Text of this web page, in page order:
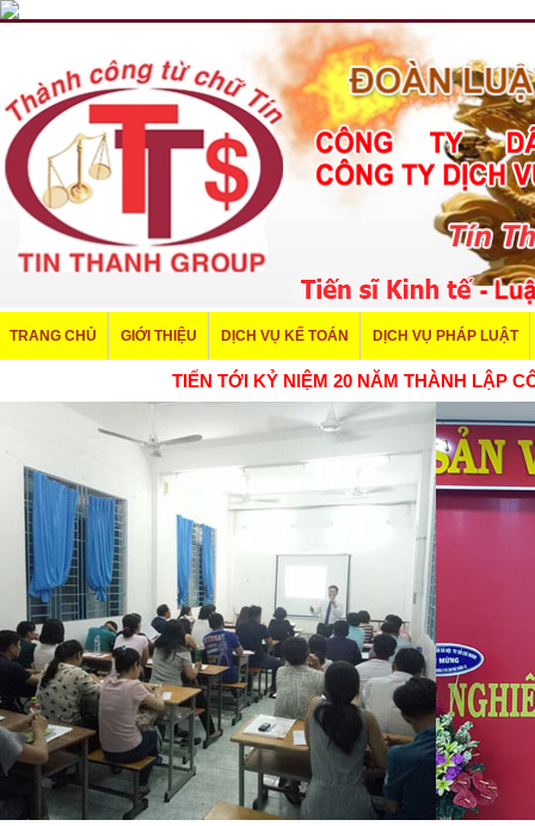
TRANG CHỦ GIỚI THIỆU DỊCH VỤ KẾ TOÁN DỊCH VỤ PHÁP LUẬT
TIẾN TỚI KỶ NIỆM 20 NĂM THÀNH